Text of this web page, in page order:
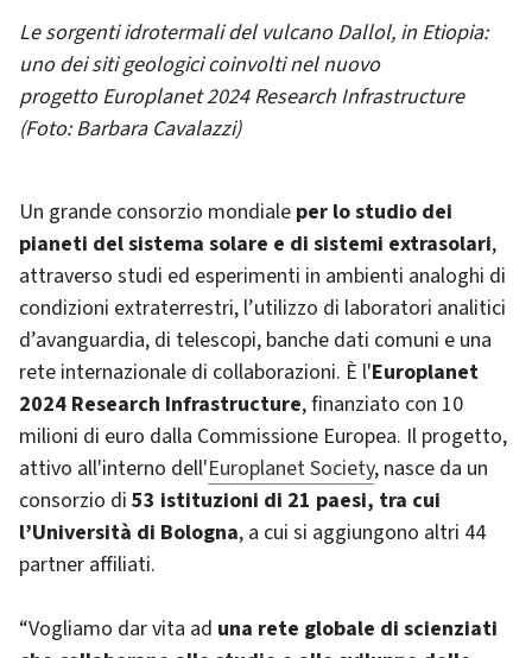
Le sorgenti idrotermali del vulcano Dallol, in Etiopia:
uno dei siti geologici coinvolti nel nuovo
progetto Europlanet 2024 Research Infrastructure
(Foto: Barbara Cavalazzi)
Un grande consorzio mondiale per lo studio dei
pianeti del sistema solare e di sistemi extrasolari,
attraverso studi ed esperimenti in ambienti analoghi di
condizioni extraterrestri, l’utilizzo di laboratori analitici
d’avanguardia, di telescopi, banche dati comuni e una
rete internazionale di collaborazioni. È l'Europlanet
2024 Research Infrastructure, finanziato con 10
milioni di euro dalla Commissione Europea. Il progetto,
attivo all'interno dell'Europlanet Society, nasce da un
consorzio di 53 istituzioni di 21 paesi, tra cui
l’Università di Bologna, a cui si aggiungono altri 44
partner affiliati.
“Vogliamo dar vita ad una rete globale di scienziati